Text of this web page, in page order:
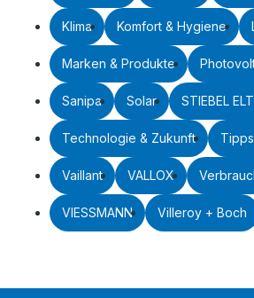
Klima Komfort & Hygiene
Marken & Produkte
Sanipa Solar STIEBEL
Technologie & Zukunft
Vaillant VALLOX
VIESSMANN Villeroy + Boch